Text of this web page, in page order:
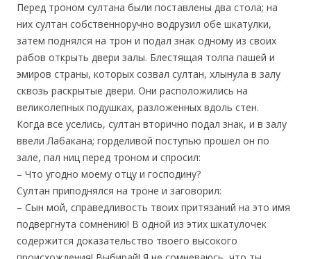
Перед троном султана были поставлены два стола; на
них султан собственноручно водрузил обе шкатулки,
затем поднялся на трон и подал знак одному из своих
рабов открыть двери залы. Блестящая толпа пашей и
эмиров страны, которых созвал султан, хлынула в залу
сквозь раскрытые двери. Они расположились на
великолепных подушках, разложенных вдоль стен.
Когда все уселись, султан вторично подал знак, и в залу
ввели Лабакана; горделивой поступью прошел он по
зале, пал ниц перед троном и спросил:
– Что угодно моему отцу и господину?
Султан приподнялся на троне и заговорил:
– Сын мой, справедливость твоих притязаний на это имя
подвергнута сомнению! В одной из этих шкатулочек
содержится доказательство твоего высокого